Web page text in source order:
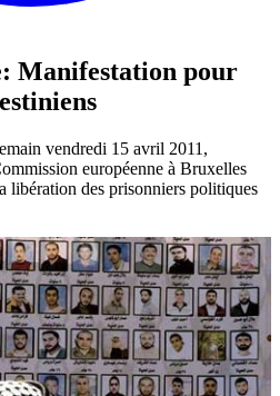
Manifestation pour
vendredi 15 avril 2011,
européenne à Bruxelles
libération des prisonniers politiques